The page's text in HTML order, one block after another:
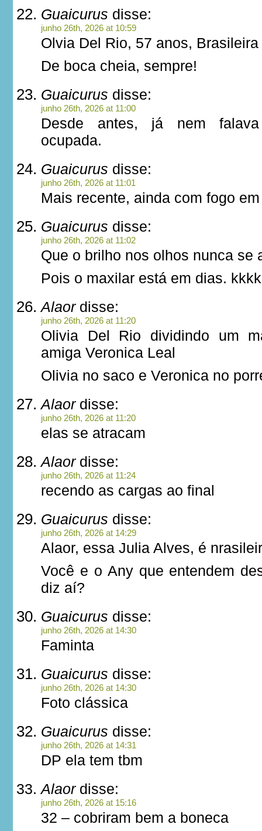
Guaicurus disse:
junho 26th, 2026 at 10:59
Olvia Del Rio, 57 anos, Brasileira
De boca cheia, sempre!
Guaicurus disse:
junho 26th, 2026 at 11:00
Desde antes, já nem
ocupada.
Guaicurus disse:
junho 26th, 2026 at 11:01
Mais recente, ainda com fogo
Guaicurus disse:
junho 26th, 2026 at 11:02
Que o brilho nos olhos nunca se
Pois o maxilar está em dias. kkkk
Alaordisse:
junho 26th, 2026 at 11:20
Olivia Del Rio dividindo um
amiga Veronica Leal
Olivia no saco e Veronica no
Alaordisse:
junho 26th, 2026 at 11:20
elas se atracam
Alaordisse:
junho 26th, 2026 at 11:24
recendo as cargas ao final
Guaicurus disse:
junho 26th, 2026 at 14:29
Alaor, essa Julia Alves, é
Você e o Any que entendem
diz aí?
Guaicurus disse:
junho 26th, 2026 at 14:30
Faminta
Guaicurus disse:
junho 26th, 2026 at 14:30
Foto clássica
Guaicurus disse:
junho 26th, 2026 at 14:31
DP ela tem tbm
Alaordisse:
junho 26th, 2026 at 15:16
32 – cobriram bem a boneca